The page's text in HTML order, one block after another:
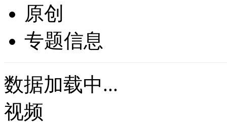
原创
专题信息
数据加载中...
视频